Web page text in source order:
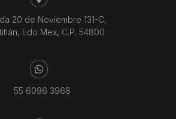
20 de Noviembre 131-C,
Edo Mex, C.P. 54800
55 6096 3968